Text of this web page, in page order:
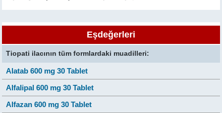
Eşdeğerleri
Tiopati ilacının tüm formlardaki muadilleri:
Alatab 600 mg 30 Tablet
Alfalipal 600 mg 30 Tablet
Alfazan 600 mg 30 Tablet